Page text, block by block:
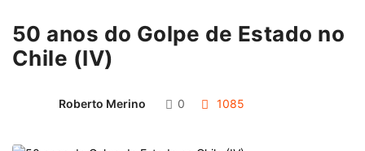
50 anos do Golpe de Estado no
Chile (IV)
Roberto Merino 0 1085